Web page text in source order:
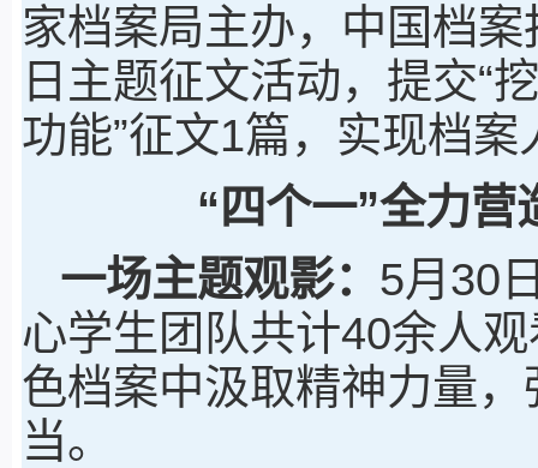
家档案局主办，中国档
日主题征文活动，提交“
功能”征文1篇，实现档
“四个一”全力
一场主题观影： 5月30
心学生团队共计40余人
色档案中汲取精神力量
当。